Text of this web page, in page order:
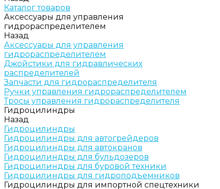
Каталог товаров
Аксессуары для управления
гидрораспределителем
Назад
Аксессуары для управления
гидрораспределителем
Джойстики для гидравлических
распределителей
Запчасти для гидрораспределителя
Ручки управления гидрораспределителем
Тросы управления гидрораспределителя
Гидроцилиндры
Назад
Гидроцилиндры
Гидроцилиндры для автогрейдеров
Гидроцилиндры для автокранов
Гидроцилиндры для бульдозеров
Гидроцилиндры для буровой техники
Гидроцилиндры для гидроподъемников
Гидроцилиндры для импортной спецтехники